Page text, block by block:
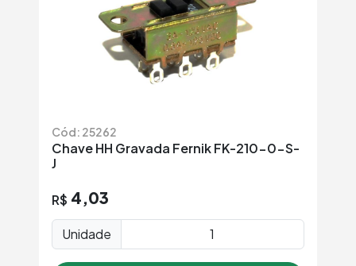
Cód: 25262
Chave HH Gravada Fernik FK-210-0-S-
J
R$ 4,03
Unidade